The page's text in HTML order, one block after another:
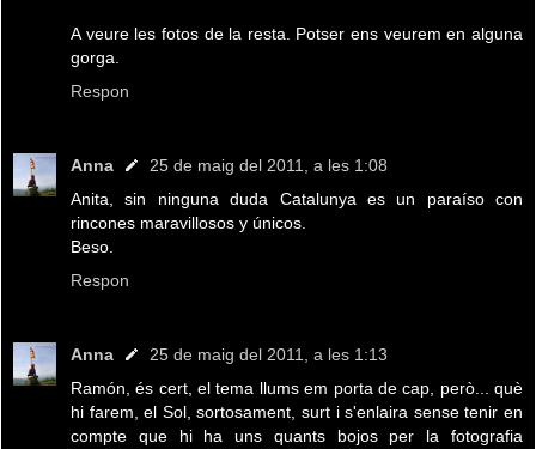
A veure les fotos de la resta. Potser ens veurem en alguna
gorga.
Respon
Anna
25 de maig del 2011, a les 1:08
Anita, sin ninguna duda Catalunya es un paraíso con
rincones maravillosos y únicos.
Beso.
Respon
Anna
25 de maig del 2011, a les 1:13
Ramón, és cert, el tema llums em porta de cap, però... què
hi farem, el Sol, sortosament, surt i s'enlaira sense tenir en
compte que hi ha uns quants bojos per la fotografia